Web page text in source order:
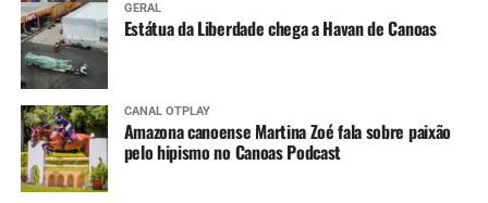
GERAL
Estátua da Liberdade chega a Havan de Canoas
CANAL OTPLAY
Amazona canoense Martina Zoé fala sobre paixão
pelo hipismo no Canoas Podcast